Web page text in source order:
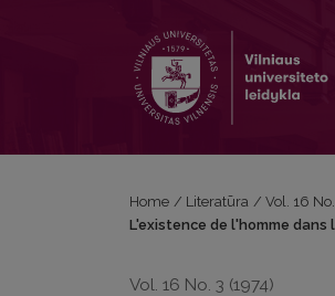
Home / Literatūra / Vol. 16
L'existence de l'homme
Vol. 16 No. 3 (1974)